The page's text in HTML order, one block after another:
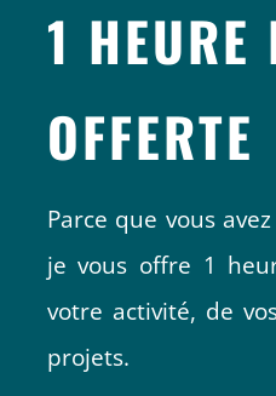
1 HEURE
OFFERTE
Parce que vous
je vous offre 1
votre activité, de
projets.